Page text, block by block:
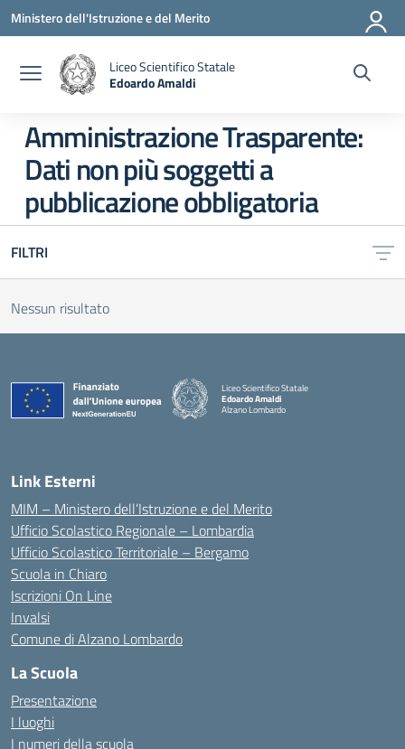
Vai ai contenuti
Vai al menu di navigazione
Vai al footer
Ministero dell'Istruzione e del Merito
Liceo Scientifico Statale
Edoardo Amaldi
Amministrazione Trasparente:
Dati non più soggetti a
pubblicazione obbligatoria
FILTRI
Nessun risultato
Liceo Scientifico Statale
Edoardo Amaldi
Alzano Lombardo
Link Esterni
MIM – Ministero dell’Istruzione e del Merito
Ufficio Scolastico Regionale – Lombardia
Ufficio Scolastico Territoriale – Bergamo
Scuola in Chiaro
Iscrizioni On Line
Invalsi
Comune di Alzano Lombardo
La Scuola
Presentazione
I luoghi
I numeri della scuola